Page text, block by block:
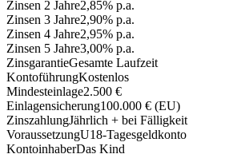
Zinsen 2 Jahre2,85% p.a.
Zinsen 3 Jahre2,90% p.a.
Zinsen 4 Jahre2,95% p.a.
Zinsen 5 Jahre3,00% p.a.
ZinsgarantieGesamte Laufzeit
KontoführungKostenlos
Mindesteinlage2.500 €
Einlagensicherung100.000 € (EU)
ZinszahlungJährlich + bei Fälligkeit
VoraussetzungU18-Tagesgeldkonto
KontoinhaberDas Kind